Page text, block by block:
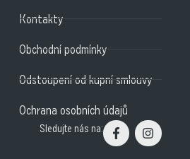
Kontakty
Obchodní podmínky
Odstoupení od kupní smlouvy
Ochrana osobních údajů
Sledujte nás na: